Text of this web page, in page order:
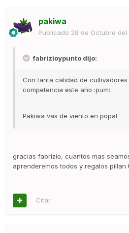
pakiwa
Publicado 28 de Octubre del
fabrizioypunto dijo:
Con tanta calidad de
competencia este año :pum:
Pakiwa vas de viento en popa!
gracias fabrizio, cuantos mas
aprenderemos todos y regalos pillan
Citar